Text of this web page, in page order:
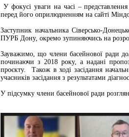
У фокусі уваги на часі –
перед його оприлюдненням на сайті
Заступник начальника Сіверсько-
ПУРБ Дону, окремо зупиняючись на
Зауважимо, що члени басейнової ради
починаючи з 2018 року, а надані
проєкту. Також в ході засідання
учасників засідання з результатами
У підсумку члени басейнової ради